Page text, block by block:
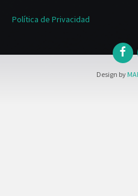
Política de Privacidad
Design by